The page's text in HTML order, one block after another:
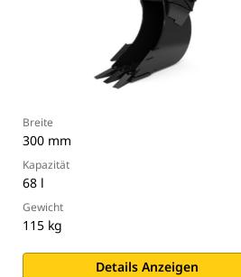
Breite
300 mm
Kapazität
68 l
Gewicht
115 kg
Details Anzeigen